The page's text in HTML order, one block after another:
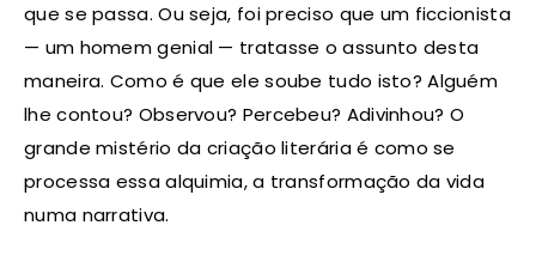
que se passa. Ou seja, foi preciso que um ficcionista
— um homem genial — tratasse o assunto desta
maneira. Como é que ele soube tudo isto? Alguém
lhe contou? Observou? Percebeu? Adivinhou? O
grande mistério da criação literária é como se
processa essa alquimia, a transformação da vida
numa narrativa.